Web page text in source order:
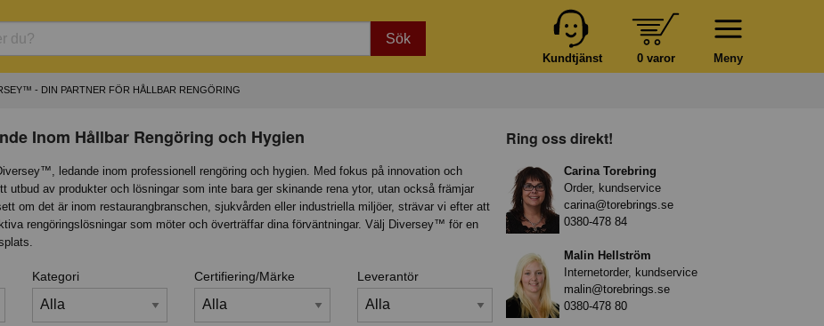
Sök
Meny
0 varor
Kundtjänst
- DIN PARTNER FÖR HÅLLBAR RENGÖRING
Inom Hållbar Rengöring och Hygien
ledande inom professionell rengöring och hygien. Med fokus på innovation och
utbud av produkter och lösningar som inte bara ger skinande rena ytor, utan också främjar
om det är inom restaurangbranschen, sjukvården eller industriella miljöer, strävar vi efter att
rengöringslösningar som möter och överträffar dina förväntningar. Välj Diversey™ för en
Kategori Certifiering/Märke Leverantör
Ring oss direkt!
Carina Torebring
Order, kundservice
carina@torebrings.se
0380-478 84
Malin Hellström
Internetorder, kundservice
malin@torebrings.se
0380-478 80